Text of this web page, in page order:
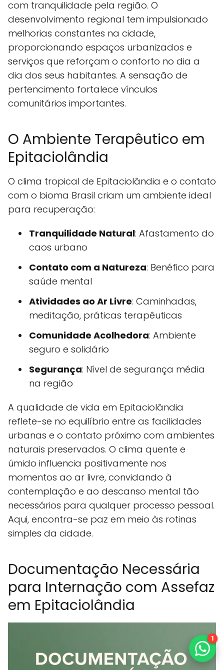
com tranquilidade pela região. O
desenvolvimento regional tem impulsionado
melhorias constantes na cidade,
proporcionando espaços urbanizados e
serviços que reforçam o conforto no dia a
dia dos seus habitantes. A sensação de
pertencimento fortalece vínculos
comunitários importantes.
O Ambiente Terapêutico em
Epitaciolândia
O clima tropical de Epitaciolândia e o contato
com o bioma Brasil criam um ambiente ideal
para recuperação:
Tranquilidade Natural: Afastamento do
caos urbano
Contato com a Natureza: Benéfico para
saúde mental
Atividades ao Ar Livre: Caminhadas,
meditação, práticas terapêuticas
Comunidade Acolhedora: Ambiente
seguro e solidário
Segurança: Nível de segurança média
na região
A qualidade de vida em Epitaciolândia
reflete-se no equilíbrio entre as facilidades
urbanas e o contato próximo com ambientes
naturais preservados. O clima quente e
úmido influencia positivamente nos
momentos ao ar livre, convidando à
contemplação e ao descanso mental tão
necessários para qualquer processo pessoal.
Aqui, encontra-se paz em meio às rotinas
simples da cidade.
Documentação Necessária
para Internação com Assefaz
em Epitaciolândia
1